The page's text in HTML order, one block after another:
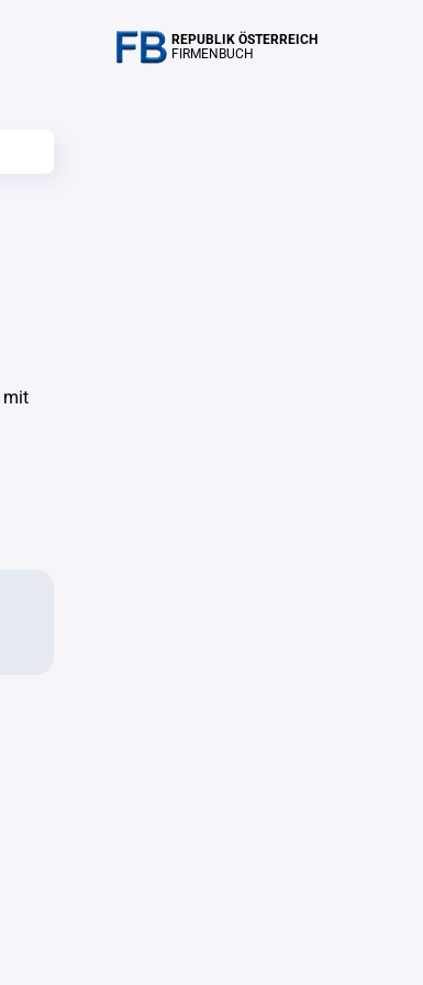
REPUBLIK ÖSTERREICH
FIRMENBUCH
mit